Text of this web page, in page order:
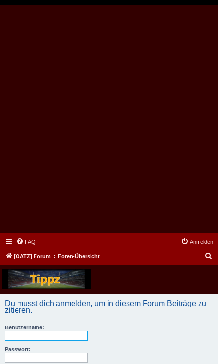
FAQ Anmelden
[OATZ] Forum Foren-Übersicht
Du musst dich anmelden, um in diesem Forum Beiträge zu
zitieren.
Benutzername:
Passwort: